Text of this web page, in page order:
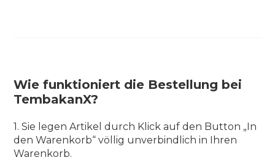
Wie funktioniert die Bestellung bei
TembakanX?
1. Sie legen Artikel durch Klick auf den Button „In
den Warenkorb“ völlig unverbindlich in Ihren
Warenkorb.